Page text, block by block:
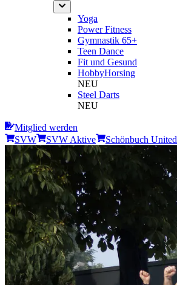
Yoga
Power Fitness
Gymnastik 65+
Teen Dance
Fit und Gesund
HobbyHorsing
NEU
Steel Darts
NEU
Mitglied werden
SVW
SVW Aktive Schönbuch United